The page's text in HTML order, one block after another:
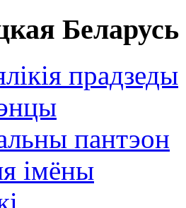
Беларусь
прадзеды
пантэон
імёны